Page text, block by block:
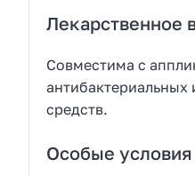
Лекарственное
Совместима с
антибактериальных
средств.
Особые условия